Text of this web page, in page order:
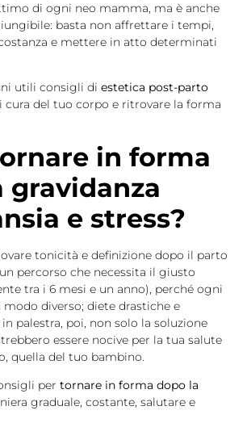
di ogni neo mamma, ma è anche
basta non affrettare i tempi,
e mettere in atto determinati
utili consigli diestetica post-parto
del tuo corpo e ritrovare la forma
in forma
gravidanza
e stress?
tonicità e definizione dopo il parto
percorso che necessita il giusto
tra i 6 mesi e un anno), perché ogni
diverso; diete drastiche e
palestra, poi, non solo la soluzione
essere nocive per la tua salute
quella del tuo bambino.
pertornare in forma dopo la
graduale, costante, salutare e